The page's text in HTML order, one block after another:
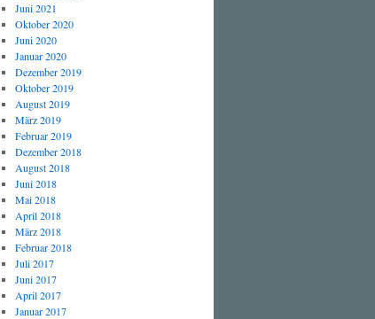
Juni 2021
Oktober 2020
Juni 2020
Januar 2020
Dezember 2019
Oktober 2019
August 2019
März 2019
Februar 2019
Dezember 2018
August 2018
Juni 2018
Mai 2018
April 2018
März 2018
Februar 2018
Juli 2017
Juni 2017
April 2017
Januar 2017